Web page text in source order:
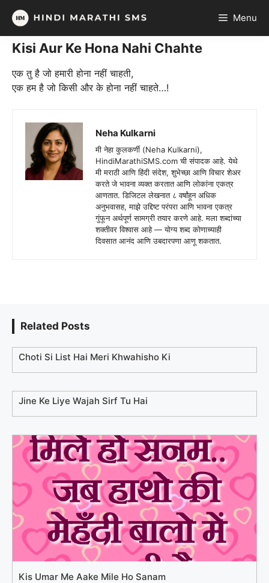
Skip
content
Menu
Kisi Aur Ke Hona Nahi Chahte
एक तु है जो हमारी होना नहीं चाहती,
एक हम है जो किसी और के होना नहीं चाहते…!
Neha Kulkarni
मी नेहा कुलकर्णी (Neha Kulkarni),
HindiMarathiSMS.com ची संपादक आहे. येथे
मी मराठी आणि हिंदी संदेश, शुभेच्छा आणि विचार शेअर
करते जे भावना व्यक्त करतात आणि लोकांना एकत्र
आणतात. डिजिटल लेखनात ८ वर्षांहून अधिक
अनुभवासह, माझे उद्दिष्ट परंपरा आणि भावना एकत्र
गुंफून अर्थपूर्ण सामग्री तयार करणे आहे. मला शब्दांच्या
शक्तीवर विश्वास आहे — योग्य शब्द कोणाच्याही
दिवसात आनंद आणि उबदारपणा आणू शकतात.
Related Posts
Choti Si List Hai Meri Khwahisho Ki
Jine Ke Liye Wajah Sirf Tu Hai
Kis Umar Me Aake Mile Ho Sanam